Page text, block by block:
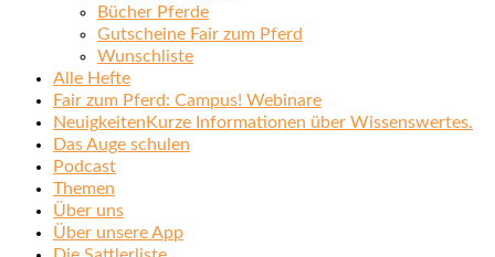
Bücher Pferde
Gutscheine Fair zum Pferd
Wunschliste
Alle Hefte
Fair zum Pferd: Campus! Webinare
Neuigkeiten Kurze Informationen über Wissenswertes.
Das Auge schulen
Podcast
Themen
Über uns
Über unsere App